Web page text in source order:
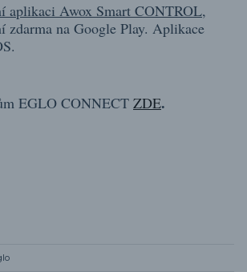
aplikaci Awox Smart CONTROL,
zdarma na Google Play. Aplikace
EGLO CONNECT ZDE.